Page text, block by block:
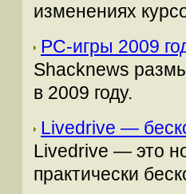
изменениях
РС-игры 2009
Shacknews
в 2009 году.
Livedrive —
Livedrive — это
практически